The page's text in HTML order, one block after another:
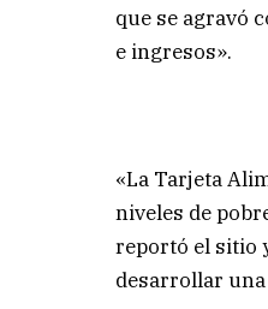
que se agravó
e ingresos».
«La Tarjeta
niveles de
reportó el sitio
desarrollar